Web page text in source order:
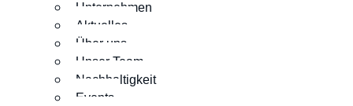
Unternehmen
Aktuelles
Über uns
Unser Team
Nachhaltigkeit
Events